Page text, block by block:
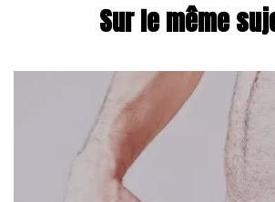
Sur le même